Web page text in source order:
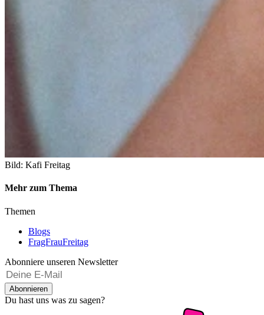
Bild: Kafi Freitag
Mehr zum Thema
Themen
Blogs
FragFrauFreitag
Abonniere unseren Newsletter
Abonnieren
Du hast uns was zu sagen?